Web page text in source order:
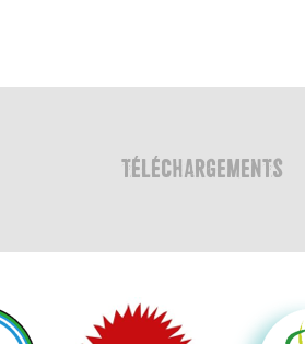
TÉLÉCHARGEMENTS